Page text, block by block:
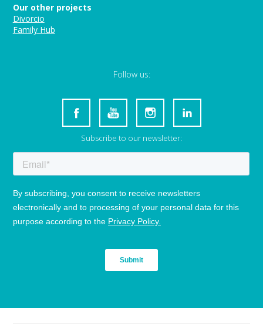
Our other projects
Divorcio
Family Hub
Follow us:
Subscribe to our newsletter: